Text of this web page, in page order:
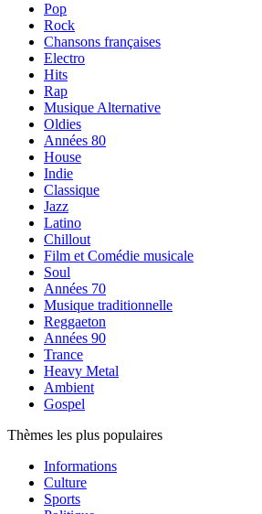
Pop
Rock
Chansons françaises
Electro
Hits
Rap
Musique Alternative
Oldies
Années 80
House
Indie
Classique
Jazz
Latino
Chillout
Film et Comédie musicale
Soul
Années 70
Musique traditionnelle
Reggaeton
Années 90
Trance
Heavy Metal
Ambient
Gospel
Thèmes les plus populaires
Informations
Culture
Sports